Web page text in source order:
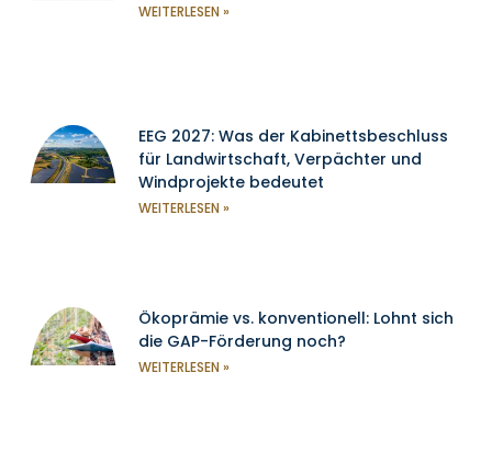
WEITERLESEN »
EEG 2027: Was der Kabinettsbeschluss
für Landwirtschaft, Verpächter und
Windprojekte bedeutet
WEITERLESEN »
Ökoprämie vs. konventionell: Lohnt sich
die GAP-Förderung noch?
WEITERLESEN »